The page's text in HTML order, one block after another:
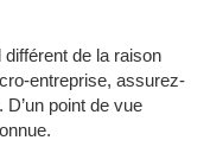
de la raison
entreprise, assurez-
point de vue